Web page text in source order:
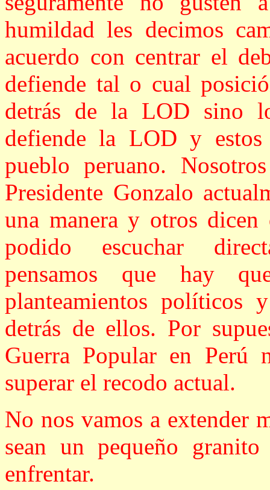
humildad les decimos
acuerdo con centrar el
defiende tal o cual
detrás de la LOD sino
defiende la LOD y
pueblo peruano.
Presidente Gonzalo
una manera y otros
podido escuchar
pensamos que hay
planteamientos políticos
detrás de ellos. Por
Guerra Popular en Perú
superar el recodo actual.
No nos vamos a extender
sean un pequeño
enfrentar.